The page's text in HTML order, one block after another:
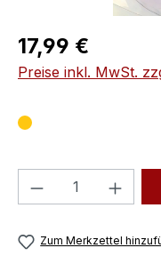
Regulärer Preis:
17,99 €
Preise inkl. MwSt.
Produkt
Zum Merkzettel